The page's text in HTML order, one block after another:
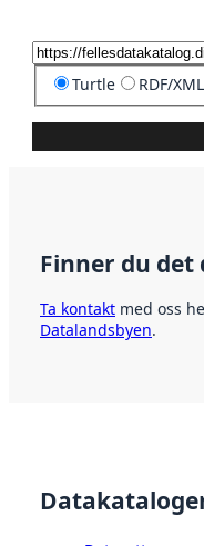
Turtle RDF/XML
Finner du
Ta kontakt med oss
Datalandsbyen.